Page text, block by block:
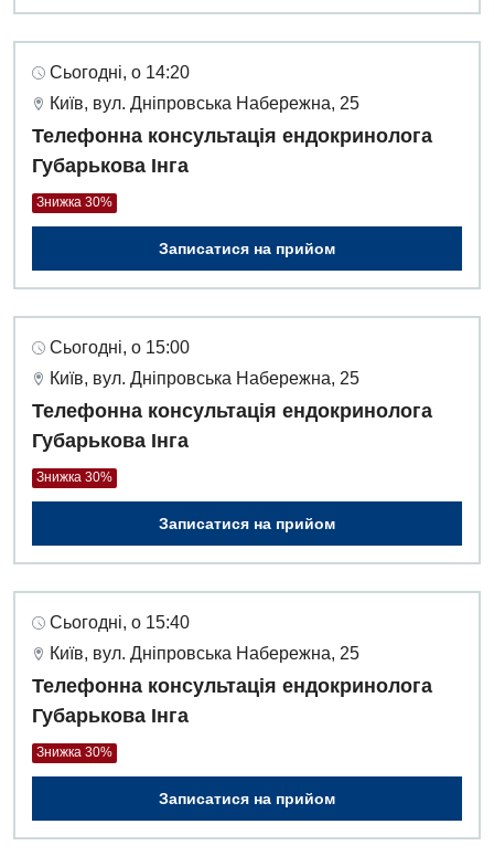
Сьогодні, о 14:20
Київ, вул. Дніпровська Набережна, 25
Телефонна консультація ендокринолога
Губарькова Інга
Знижка 30%
Записатися на прийом
Сьогодні, о 15:00
Київ, вул. Дніпровська Набережна, 25
Телефонна консультація ендокринолога
Губарькова Інга
Знижка 30%
Записатися на прийом
Сьогодні, о 15:40
Київ, вул. Дніпровська Набережна, 25
Телефонна консультація ендокринолога
Губарькова Інга
Знижка 30%
Записатися на прийом